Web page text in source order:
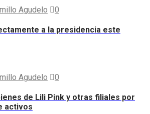
Agudelo 0
a la presidencia este
Agudelo 0
de Lili Pink y otras filiales por
activos